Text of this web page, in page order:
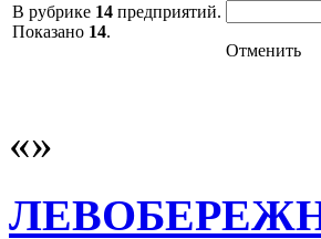
В рубрике 14 предприятий.
Показано 14.
Отменить